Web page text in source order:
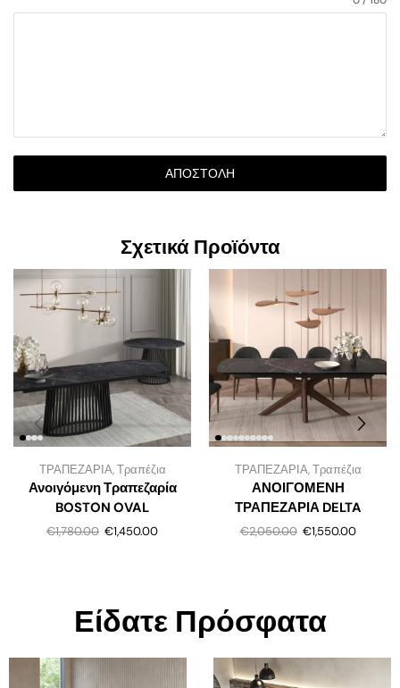
ΑΠΟΣΤΟΛΉ
Σχετικά Προϊόντα
ΤΡΑΠΕΖΑΡΙΑ,Τραπέζια
Ανοιγόμενη Τραπεζαρία
BOSTON OVAL
€1,780.00 €1,450.00
ΤΡΑΠΕΖΑΡΙΑ,Τραπέζια
ΑΝΟΙΓΟΜΕΝΗ
ΤΡΑΠΕΖΑΡΙΑ DELTA
€2,050.00 €1,550.00
Είδατε Πρόσφατα